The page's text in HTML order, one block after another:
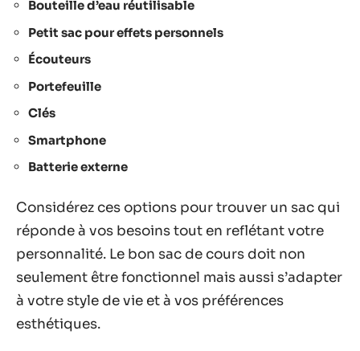
Bouteille d’eau réutilisable
Petit sac pour effets personnels
Écouteurs
Portefeuille
Clés
Smartphone
Batterie externe
Considérez ces options pour trouver un sac qui
réponde à vos besoins tout en reflétant votre
personnalité. Le bon sac de cours doit non
seulement être fonctionnel mais aussi s’adapter
à votre style de vie et à vos préférences
esthétiques.